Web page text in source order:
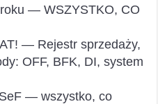
— WSZYSTKO, CO
— Rejestr sprzedaży,
OFF, BFK, DI, system
— wszystko, co